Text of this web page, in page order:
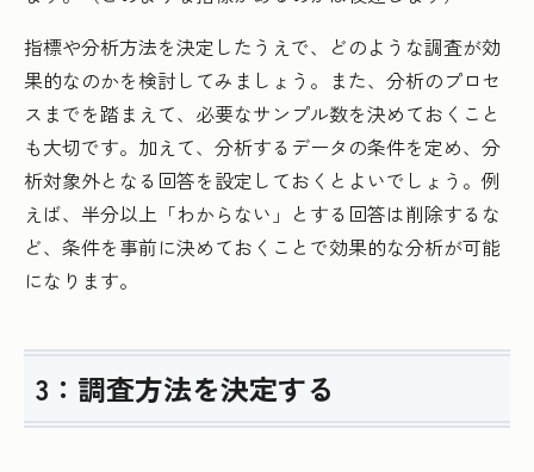
指標や分析方法を決定したうえで、どのような調査が効
果的なのかを検討してみましょう。また、分析のプロセ
スまでを踏まえて、必要なサンプル数を決めておくこと
も大切です。加えて、分析するデータの条件を定め、分
析対象外となる回答を設定しておくとよいでしょう。例
えば、半分以上「わからない」とする回答は削除するな
ど、条件を事前に決めておくことで効果的な分析が可能
になります。
3：調査方法を決定する